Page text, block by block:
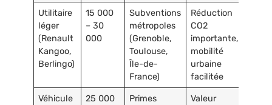
Utilitaire
léger
(Renault
Kangoo,
Berlingo)
15 000
– 30
000
Subventions
métropoles
(Grenoble,
Toulouse,
Île-de-
France)
Réduction
CO2
importante,
mobilité
urbaine
facilitée
Véhicule
25 000
Primes
Valeur